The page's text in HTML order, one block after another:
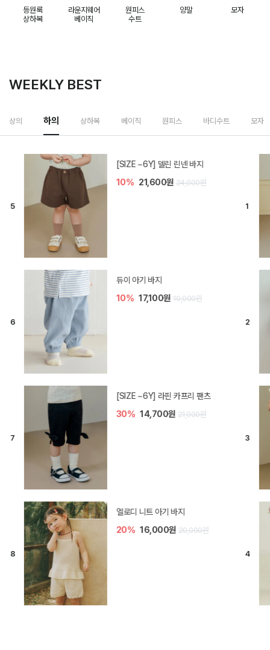
등원룩
상하복
라운지웨어
베이직
원피스
수트
양말 모자
WEEKLY BEST
상의 하의 상하복 베이직 원피스 바디수트 모자
[SIZE ~6Y] 델린 린넨 바지
10% 21,600원 24,000원
듀이 아기 바지
10% 17,100원 19,000원
[SIZE ~6Y] 라핀 카프리 팬츠
30% 14,700원 21,000원
엘로디 니트 아기 바지
20% 16,000원 20,000원